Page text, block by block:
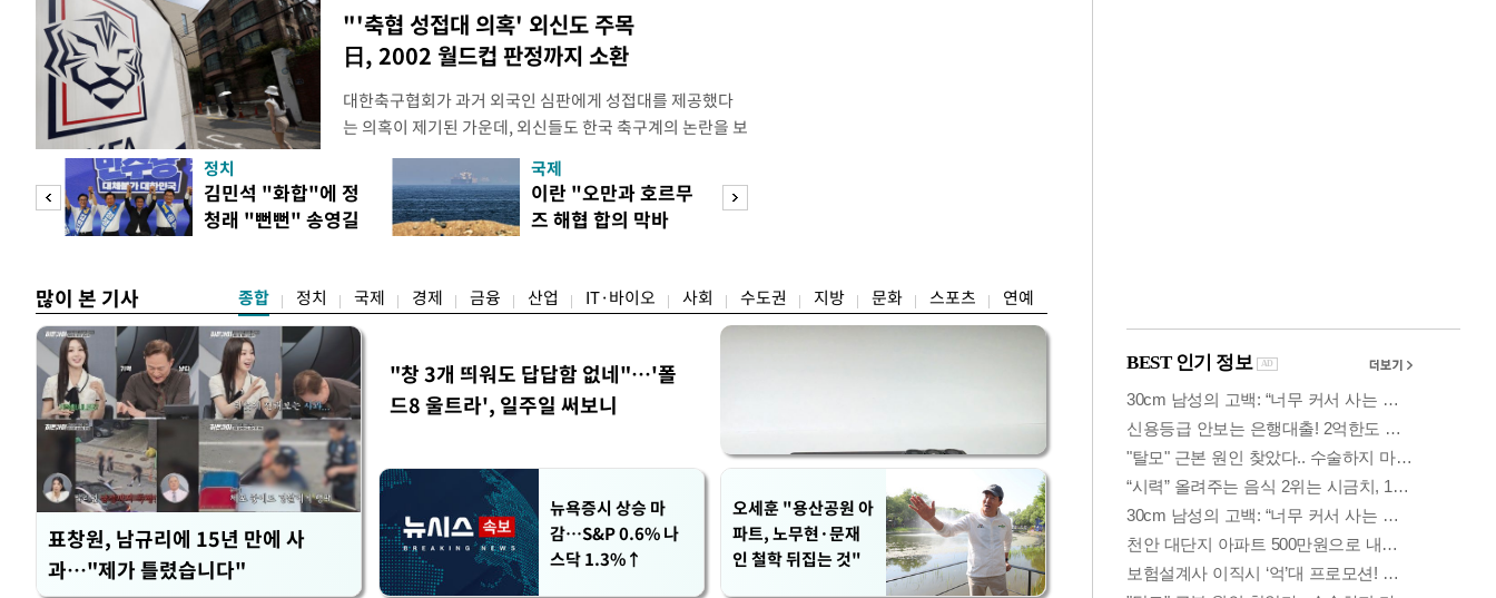
"'축협 성접대 의혹' 외신도 주목
日, 2002 월드컵 판정까지 소환
대한축구협회가 과거 외국인 심판에게 성접대를 제공했다
는 의혹이 제기된 가운데, 외신들도 한국 축구계의 논란을 보
도하면서 파장이 커지고 있다. 지난 6일 JTBC는 문화체육관
광부가 2016년 작성한 감사보고서를 바탕으로 축구협회가
2011년 3월부터 2012년 3월까지 1년 동안 국가대표팀 경기
에 참여한 외국인 심판들에게 성접대를 한 정황이 드러났다
정치
김민석 "화합"에 정
청래 "뻔뻔" 송영길
국제
이란 "오만과 호르무
즈 해협 합의 막바
많이 본 기사 종합 정치 국제 경제 금융 산업 IT·바이오 사회 수도권 지방 문화 스포츠 연예
표창원, 남규리에 15년 만에 사
과…"제가 틀렸습니다"
"창 3개 띄워도 답답함 없네"…'폴
드8 울트라', 일주일 써보니
뉴욕증시 상승 마
감…S&P 0.6% 나
스닥 1.3%↑
오세훈 "용산공원 아
파트, 노무현·문재
인 철학 뒤집는 것"